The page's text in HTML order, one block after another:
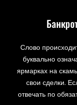
Слово
буквально
ярмарках на
свои сделки.
отвечать по